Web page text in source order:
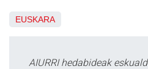
EUSKARA
AIURRI hedabideak